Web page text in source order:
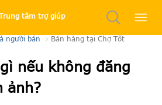
tâm trợ giúp
như thế nào ?
người bán Bán hàng tại Chợ Tốt
nếu không đăng
ảnh?